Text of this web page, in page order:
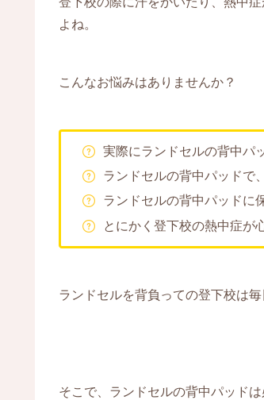
よね。
こんなお悩みはありませんか？
実際にランドセルの背中パ
ランドセルの背中パッドで
ランドセルの背中パッドに
とにかく登下校の熱中症が
ランドセルを背負っての登下校は
そこで、ランドセルの背中パッド